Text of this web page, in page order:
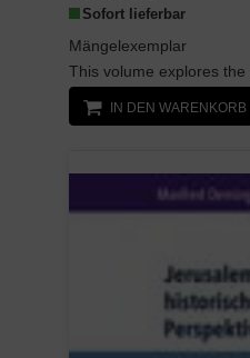
Sofort lieferbar
Mängelexemplar
IN DEN WARENKORB